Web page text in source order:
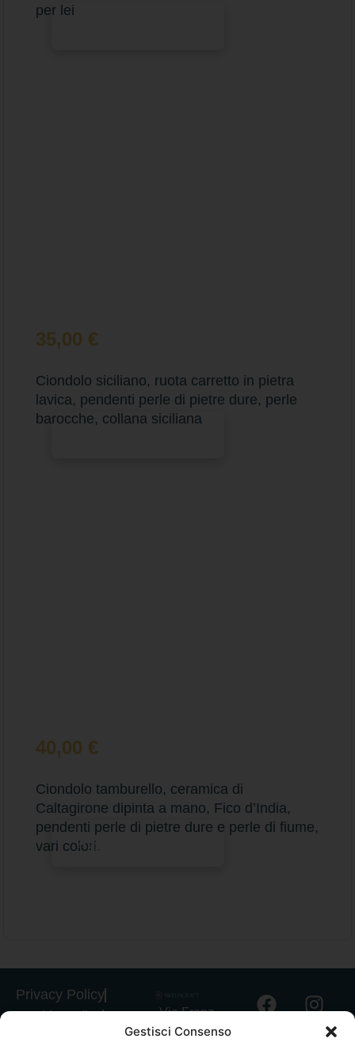
Gestisci Consenso
per lei
35,00 €
Ciondolo siciliano, ruota carretto in pietra
lavica, pendenti perle di pietre dure, perle
barocche, collana siciliana
40,00 €
Ciondolo tamburello, ceramica di
Caltagirone dipinta a mano, Fico d’India,
pendenti perle di pietre dure e perle di fiume,
vari colori.Aggiungi al carrello
Privacy Policy
Cookie Policy
Via Franz
Fischietti, 15